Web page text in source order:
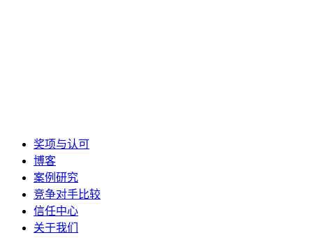
奖项与认可
博客
案例研究
竞争对手比较
信任中心
关于我们